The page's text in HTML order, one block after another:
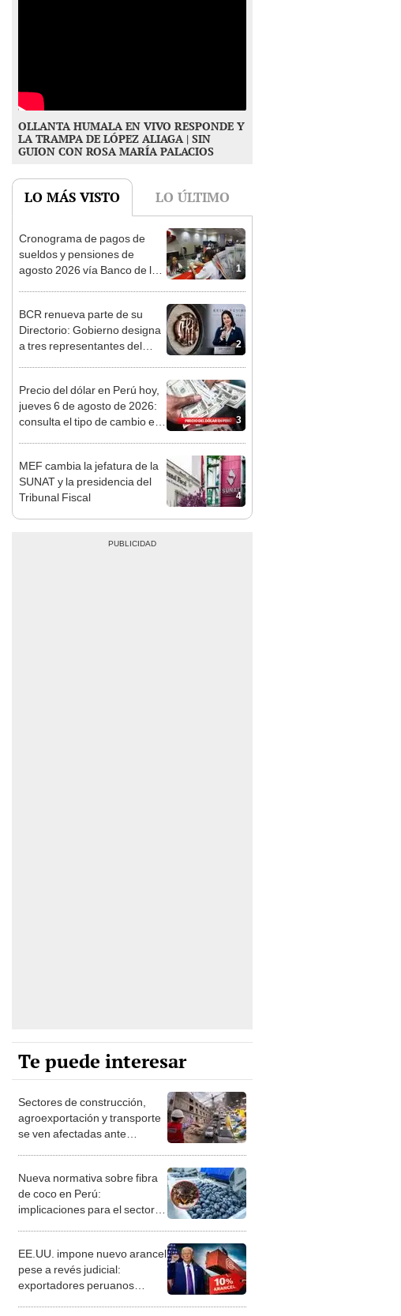
OLLANTA HUMALA EN VIVO RESPONDE Y
LA TRAMPA DE LÓPEZ ALIAGA | SIN
GUION CON ROSA MARÍA PALACIOS
LO MÁS VISTO LO ÚLTIMO
1
Cronograma de pagos de
sueldos y pensiones de
agosto 2026 vía Banco de la
2
BCR renueva parte de su
Directorio: Gobierno designa
a tres representantes del
3
Precio del dólar en Perú hoy,
jueves 6 de agosto de 2026:
consulta el tipo de cambio en
4
MEF cambia la jefatura de la
SUNAT y la presidencia del
Tribunal Fiscal
Te puede interesar
Sectores de construcción,
agroexportación y transporte
se ven afectadas ante
Nueva normativa sobre fibra
de coco en Perú:
implicaciones para el sector
EE.UU. impone nuevo arancel
pese a revés judicial:
exportadores peruanos